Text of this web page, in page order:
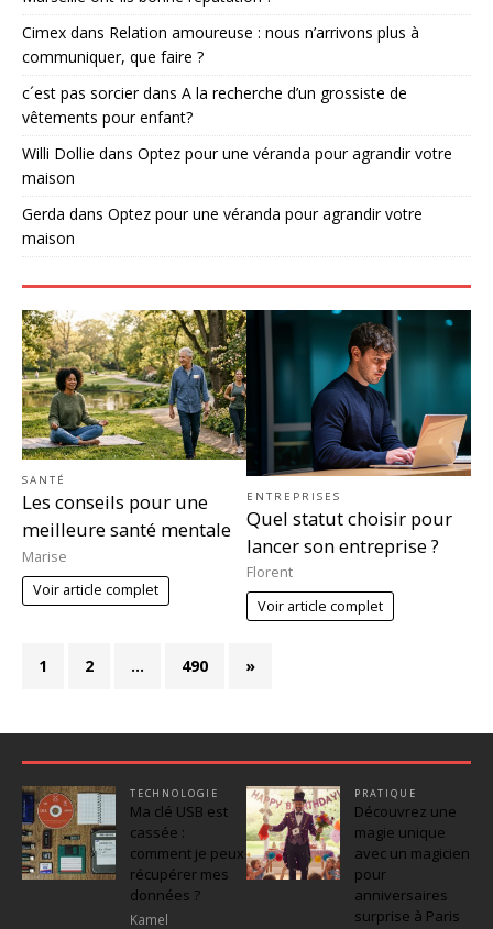
Cimex dans Relation amoureuse : nous n’arrivons plus à
communiquer, que faire ?
c´est pas sorcierdans A la recherche d’un grossiste de
vêtements pour enfant?
Willi Dollie dans Optez pour une véranda pour agrandir votre
maison
Gerda dans Optez pour une véranda pour agrandir votre
maison
SANTÉ
Les conseils pour une
meilleure santé mentale
Marise
Voir article complet
ENTREPRISES
Quel statut choisir pour
lancer son entreprise ?
Florent
Voir article complet
1 2 … 490 »
TECHNOLOGIE
Ma clé USB est
cassée :
comment je peux
récupérer mes
données ?
Kamel
PRATIQUE
Découvrez une
magie unique
avec un magicien
pour
anniversaires
surprise à Paris